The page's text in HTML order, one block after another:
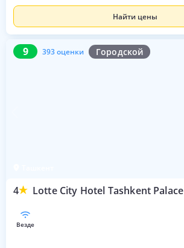
Найти цены
9 393 оценки Городской
4 Lotte City Hotel Tashkent Palace
9 393 оценки
везде